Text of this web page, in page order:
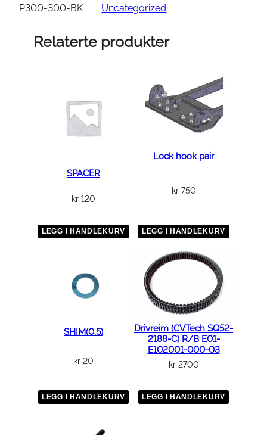
tP300-300-BK
Uncategorized
Relaterte produkter
SPACER
kr 120
LEGG I HANDLEKURV
Lock hook pair
kr750
LEGG I HANDLEKURV
SHIM(0.5)
kr 20
LEGG I HANDLEKURV
Drivreim (CVTech SQ52-
2188-C) R/B E01-
E102001-000-03
kr2700
LEGG I HANDLEKURV